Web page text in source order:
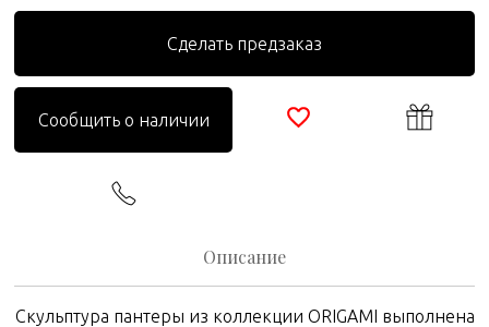
Сделать предзаказ
Сообщить о наличии
Описание
Скульптура пантеры из коллекции ORIGAMI выполнена